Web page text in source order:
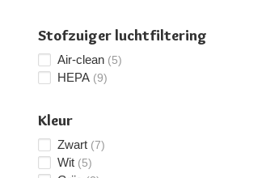
Stofzuiger luchtfiltering
Air-clean (5)
HEPA (9)
Kleur
Zwart (7)
Wit (5)